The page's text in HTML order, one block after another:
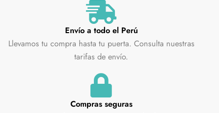
Envío a todo el Perú
Llevamos tu compra hasta tu puerta. Consulta nuestras
tarifas de envío.
Compras seguras